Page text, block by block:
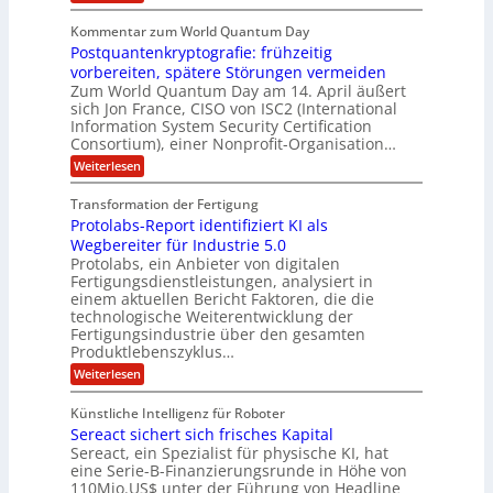
U
S
-
D
o
l
l
a
r
r
E
M
E
A
u
n
d
L
a
t
e
i
n
a
m
e
r
i
k
a
i
e
f
C
u
s
t
o
m
e
r
O
ff
c
e
f
n
e
t
K
o
m
p
e
t
e
z
n
t
r
u
m
f
ü
r
3
D
-
D
r
u
c
k
A
f
t
r
a
g
s
d
ä
m
p
e
f
ü
r
d
e
n
M
a
s
c
h
n
e
n
-
u
Kommentar zum World Quantum Day
Postquantenkryptografie: frühzeitig
vorbereiten, spätere Störungen vermeiden
Zum World Quantum Day am 14. April äußert
sich Jon France, CISO von ISC2 (International
Information System Security Certification
Consortium), einer Nonprofit-Organisation…
Weiterlesen:
P
s
t
q
u
a
n
t
e
n
k
r
y
p
t
o
g
r
a
f
Transformation der Fertigung
Protolabs-Report identifiziert KI als
Wegbereiter für Industrie 5.0
Protolabs, ein Anbieter von digitalen
Fertigungsdienstleistungen, analysiert in
einem aktuellen Bericht Faktoren, die die
technologische Weiterentwicklung der
Fertigungsindustrie über den gesamten
Produktlebenszyklus…
Weiterlesen:
P
o
t
o
l
a
Künstliche Intelligenz für Roboter
Sereact sichert sich frisches Kapital
Sereact, ein Spezialist für physische KI, hat
eine Serie-B-Finanzierungsrunde in Höhe von
110Mio.US$ unter der Führung von Headline